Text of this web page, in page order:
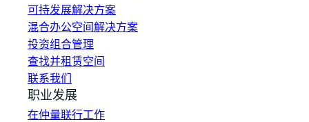
可持发展解决方案
混合办公空间解决方案
投资组合管理
查找并租赁空间
联系我们
职业发展
在仲量联行工作